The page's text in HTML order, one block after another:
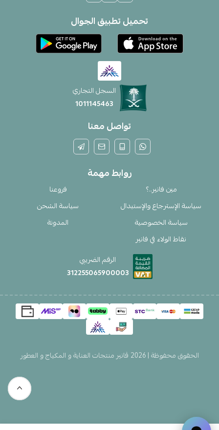
تحميل تطبيق الجوال
السجل التجاري
1011145463
تواصل معنا
روابط مهمة
مين فانير..؟
فروعنا
سياسة الإسترجاع والإستبدال
سياسة الشحن
سياسة الخصوصية
المدونة
نقاط الولاء في فانير
الرقم الضريبي
312255065900003
الحقوق محفوظة | 2026 ڤانير منتجات العناية و المكياج و العطور